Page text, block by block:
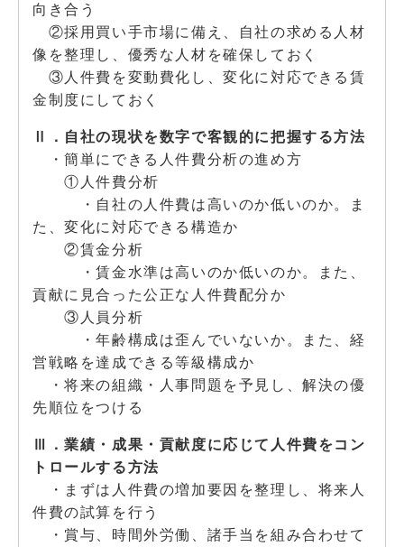
向き合う
②採用買い手市場に備え、自社の求める人材
像を整理し、優秀な人材を確保しておく
③人件費を変動費化し、変化に対応できる賃
金制度にしておく
Ⅱ．自社の現状を数字で客観的に把握する方法
・簡単にできる人件費分析の進め方
①人件費分析
・自社の人件費は高いのか低いのか。ま
た、変化に対応できる構造か
②賃金分析
・賃金水準は高いのか低いのか。また、
貢献に見合った公正な人件費配分か
③人員分析
・年齢構成は歪んでいないか。また、経
営戦略を達成できる等級構成か
・将来の組織・人事問題を予見し、解決の優
先順位をつける
Ⅲ．業績・成果・貢献度に応じて人件費をコン
トロールする方法
・まずは人件費の増加要因を整理し、将来人
件費の試算を行う
・賞与、時間外労働、諸手当を組み合わせて